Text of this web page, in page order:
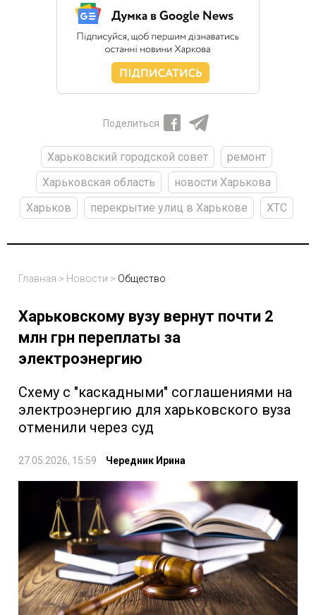
Поделиться
Харьковский городской совет
ремонт
Харьковская область
новости Харькова
Харьков
перекрытие улиц в Харькове ХТС
Главная > Новости > Общество
Харьковскому вузу вернут почти 2
млн грн переплаты за
электроэнергию
Схему с "каскадными" соглашениями на
электроэнергию для харьковского вуза
отменили через суд
27.05.2026, 15:59 Чередник Ирина